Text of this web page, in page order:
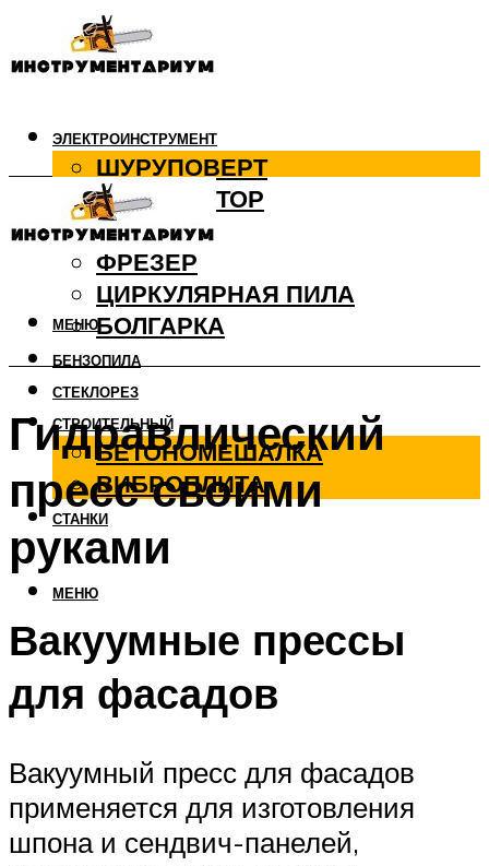
ЭЛЕКТРОИНСТРУМЕНТ
ШУРУПОВЕРТ
ПЕРФОРАТОР
ДРЕЛЬ
ФРЕЗЕР
ЦИРКУЛЯРНАЯ ПИЛА
БОЛГАРКА
БЕНЗОПИЛА
СТЕКЛОРЕЗ
СТРОИТЕЛЬНЫЙ
БЕТОНОМЕШАЛКА
ВИБРОПЛИТА
СТАНКИ
МЕНЮ
МЕНЮ
Гидравлический
пресс своими
руками
Вакуумные прессы
для фасадов
Вакуумный пресс для фасадов
применяется для изготовления
шпона и сендвич-панелей,